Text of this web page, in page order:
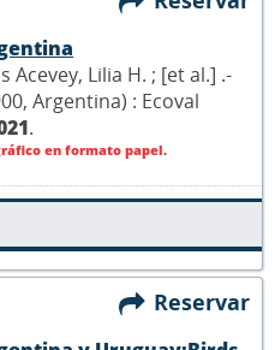
Acevey, Lilia H. ; [et al.] .-
Argentina) : Ecoval
.
en formato papel.
Reservar